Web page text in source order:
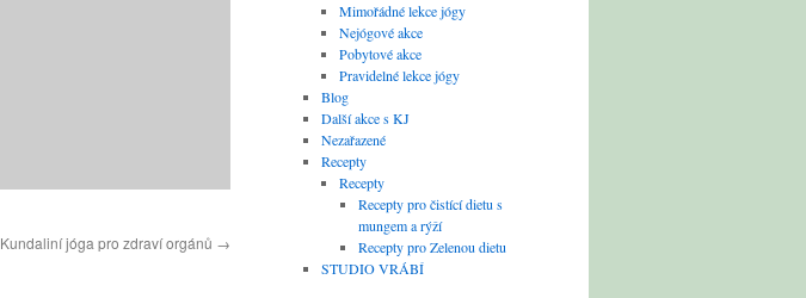
Kundaliní jóga pro zdraví orgánů →
Mimořádné lekce jógy
Nejógové akce
Pobytové akce
Pravidelné lekce jógy
Blog
Další akce s KJ
Nezařazené
Recepty
Recepty
Recepty pro čistící dietu s
mungem a rýží
Recepty pro Zelenou dietu
STUDIO VRÁBÍ